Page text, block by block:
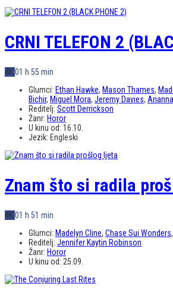
CRNI TELEFON 2
4K01 h 55 min
Glumci: Ethan Hawke, Mason Thames,
Bichir, Miguel Mora, Jeremy Davies,
Reditelj: Scott Derrickson
Žanr: Horor
U kinu od: 16.10.
Jezik: Engleski
Znam što si radila
4K01 h 51 min
Glumci: Madelyn Cline, Chase Sui Wonders,
Reditelj: Jennifer Kaytin Robinson
Žanr: Horor
U kinu od: 25.09.